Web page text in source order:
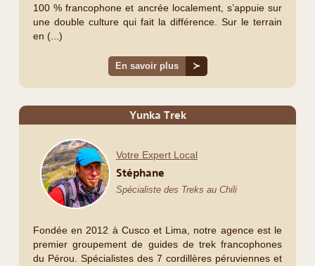
100 % francophone et ancrée localement, s’appuie sur
une double culture qui fait la différence. Sur le terrain
en (...)
En savoir plus ≻
Yunka Trek
Votre Expert Local
Stéphane
Spécialiste des Treks au Chili
Fondée en 2012 à Cusco et Lima, notre agence est le
premier groupement de guides de trek francophones
du Pérou. Spécialistes des 7 cordillères péruviennes et